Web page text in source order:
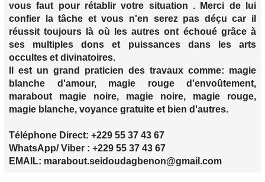
vous faut pour rétablir votre situation . Merci de lui
confier la tâche et vous n'en serez pas déçu car il
réussit toujours là où les autres ont échoué grâce à
ses multiples dons et puissances dans les arts
occultes et divinatoires.
Il est un grand praticien des travaux comme: magie
blanche d'amour, magie rouge d'envoûtement,
marabout magie noire, magie noire, magie rouge,
magie blanche, voyance gratuite et bien d'autres.
Téléphone Direct: +229 55 37 43 67
WhatsApp/ Viber : +229 55 37 43 67
EMAIL: marabout.seidoudagbenon@gmail.com